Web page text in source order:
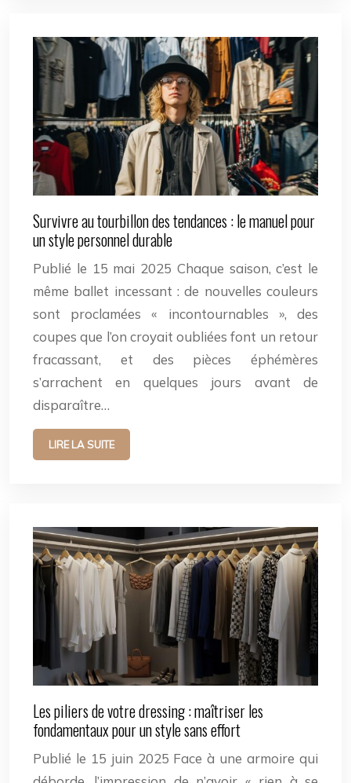
Survivre au tourbillon des tendances : le manuel pour
un style personnel durable
Publié le 15 mai 2025 Chaque saison, c’est le
même ballet incessant : de nouvelles couleurs
sont proclamées « incontournables », des
coupes que l’on croyait oubliées font un retour
fracassant, et des pièces éphémères
s’arrachent en quelques jours avant de
disparaître…
LIRE LA SUITE
Les piliers de votre dressing : maîtriser les
fondamentaux pour un style sans effort
Publié le 15 juin 2025 Face à une armoire qui